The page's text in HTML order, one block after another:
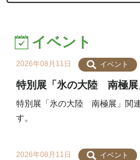
イベント
2026年08月11日 イベント
特別展「氷の大陸 南極展
特別展「氷の大陸 南極展」関
す。
2026年08月11日 イベント